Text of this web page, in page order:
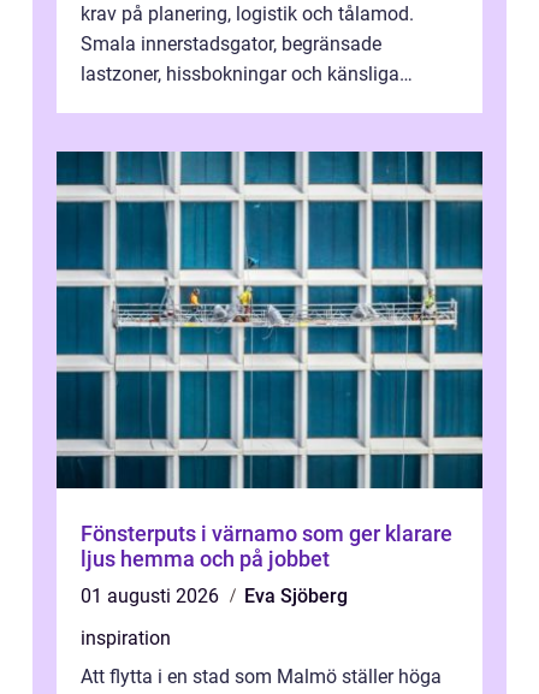
krav på planering, logistik och tålamod.
Smala innerstadsgator, begränsade
lastzoner, hissbokningar och känsliga
Fönsterputs i värnamo som ger klarare
ljus hemma och på jobbet
01 augusti 2026
Eva Sjöberg
inspiration
Att flytta i en stad som Malmö ställer höga